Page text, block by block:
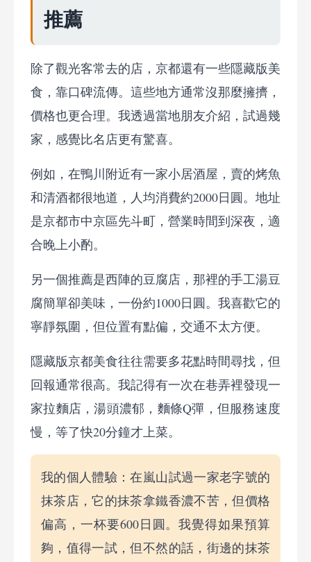
推薦
除了觀光客常去的店，京都還有一些隱藏版美
食，靠口碑流傳。這些地方通常沒那麼擁擠，
價格也更合理。我透過當地朋友介紹，試過幾
家，感覺比名店更有驚喜。
例如，在鴨川附近有一家小居酒屋，賣的烤魚
和清酒都很地道，人均消費約2000日圓。地址
是京都市中京區先斗町，營業時間到深夜，適
合晚上小酌。
另一個推薦是西陣的豆腐店，那裡的手工湯豆
腐簡單卻美味，一份約1000日圓。我喜歡它的
寧靜氛圍，但位置有點偏，交通不太方便。
隱藏版京都美食往往需要多花點時間尋找，但
回報通常很高。我記得有一次在巷弄裡發現一
家拉麵店，湯頭濃郁，麵條Q彈，但服務速度
慢，等了快20分鐘才上菜。
我的個人體驗：在嵐山試過一家老字號的
抹茶店，它的抹茶拿鐵香濃不苦，但價格
偏高，一杯要600日圓。我覺得如果預算
夠，值得一試，但不然的話，街邊的抹茶